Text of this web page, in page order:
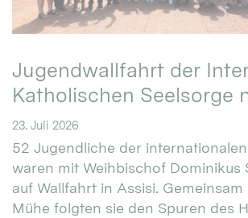
Jugendwallfahrt der
Katholischen Seelsorge
23. Juli 2026
52 Jugendliche der
waren mit Weihbischof Dominikus
auf Wallfahrt in Assisi.
Mühe folgten sie den Spuren des